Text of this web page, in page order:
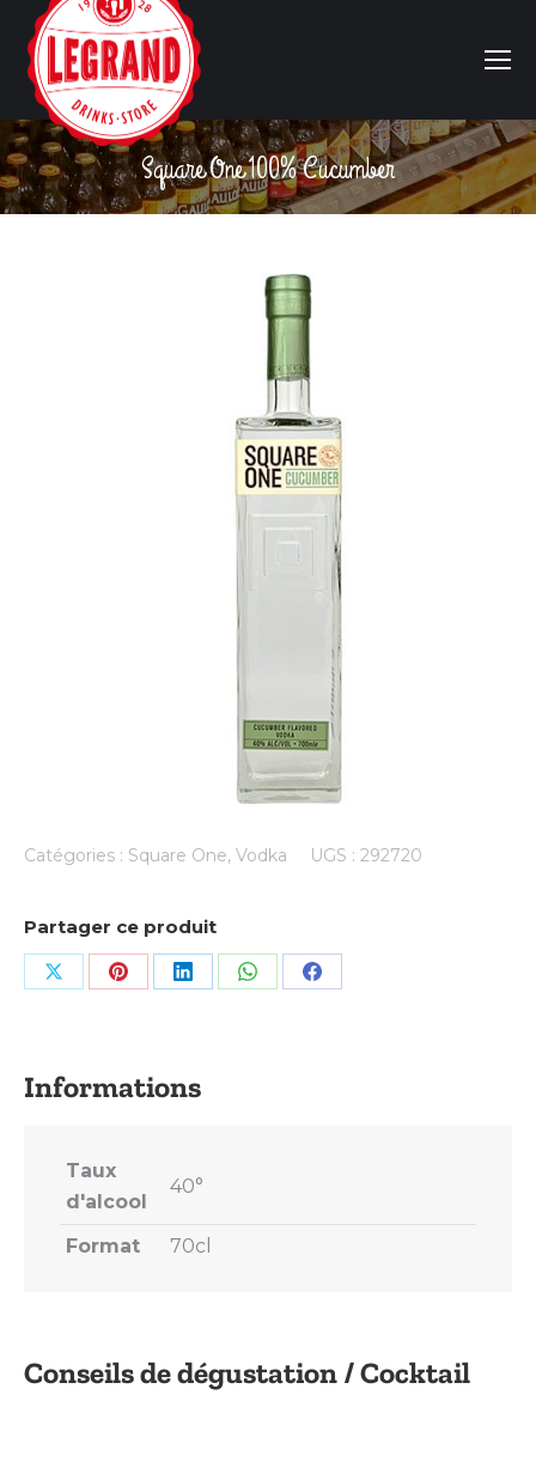
Square One 100% Cucumber
Vous êtes ici :
Catégories : Square One, Vodka UGS : 292720
Partager ce produit
Share Share Share Share Share
Conseils de dégustation / Cocktail
Taux
d'alcool
40°
Format 70cl